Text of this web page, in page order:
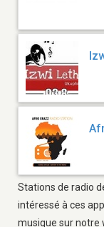
Stations de radio
intéressé à ces
musique sur notre